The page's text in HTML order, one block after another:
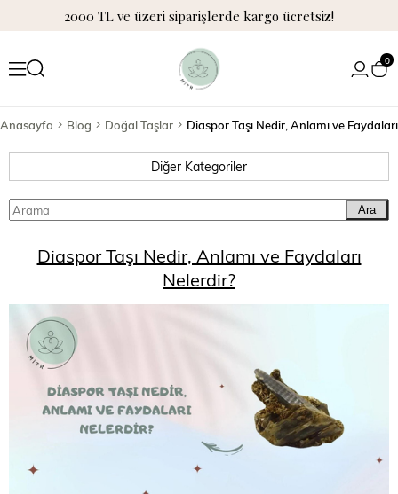
2000 TL ve üzeri siparişlerde kargo ücretsiz!
0
Anasayfa Blog Doğal Taşlar Diaspor Taşı Nedir, Anlamı ve
Diğer Kategoriler
Ara
Diaspor Taşı Nedir, Anlamı ve Faydaları
Nelerdir?